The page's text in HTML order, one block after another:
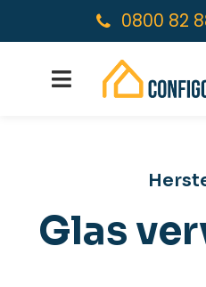
0800 82
Glas